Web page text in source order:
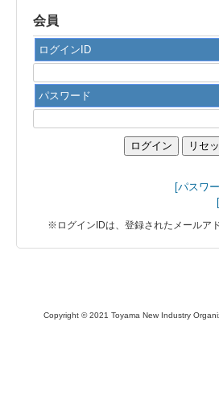
会員
ログインID
パスワード
ログイン リセ
[パスワ
※ログインIDは、登録されたメールア
Copyright © 2021 Toyama New Industry